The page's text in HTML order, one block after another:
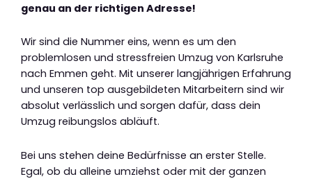
genau an der richtigen Adresse!
Wir sind die Nummer eins, wenn es um den
problemlosen und stressfreien Umzug von Karlsruhe
nach Emmen geht. Mit unserer langjährigen Erfahrung
und unseren top ausgebildeten Mitarbeitern sind wir
absolut verlässlich und sorgen dafür, dass dein
Umzug reibungslos abläuft.
Bei uns stehen deine Bedürfnisse an erster Stelle.
Egal, ob du alleine umziehst oder mit der ganzen